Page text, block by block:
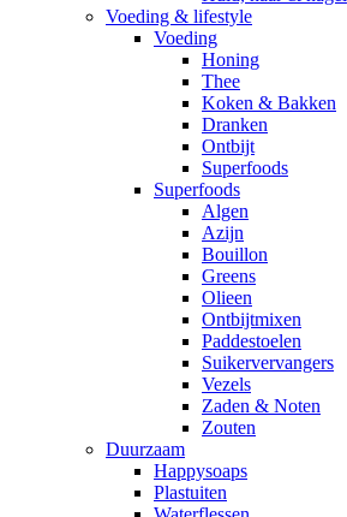
Voeding & lifestyle
Voeding
Honing
Thee
Koken & Bakken
Dranken
Ontbijt
Superfoods
Superfoods
Algen
Azijn
Bouillon
Greens
Olieen
Ontbijtmixen
Paddestoelen
Suikervervangers
Vezels
Zaden & Noten
Zouten
Duurzaam
Happysoaps
Plastuiten